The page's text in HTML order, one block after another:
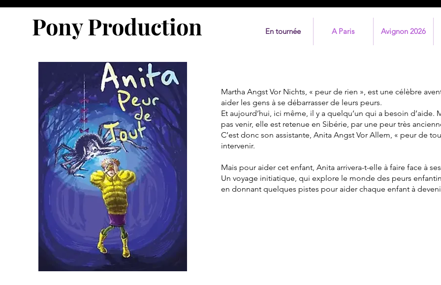
Pony Production En tournée A Paris Avignon 2026
Martha Angst Vor Nichts, « peur de rien », est une célèbre
aider les gens à se débarrasser de leurs peurs.
Et aujourd’hui, ici même, il y a quelqu’un qui a besoin
pas venir, elle est retenue en Sibérie, par une peur très
C’est donc son assistante, Anita Angst Vor Allem, « peur de
intervenir.
Mais pour aider cet enfant, Anita arrivera-t-elle à faire face à
Un voyage initiatique, qui explore le monde des peurs
en donnant quelques pistes pour aider chaque enfant à